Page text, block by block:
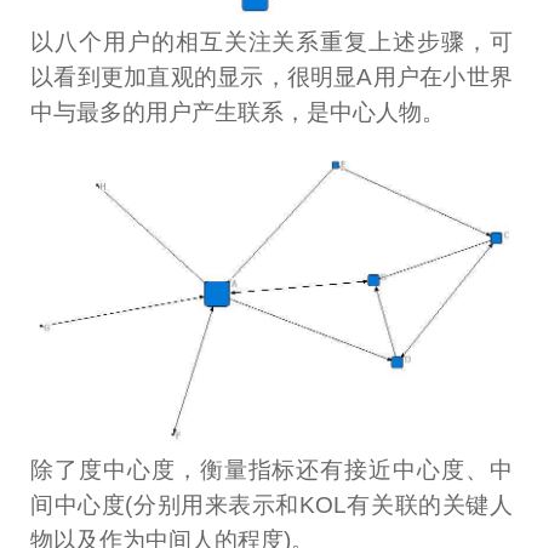
以八个用户的相互关注关系重复上述步骤，可
以看到更加直观的显示，很明显A用户在小世界
中与最多的用户产生联系，是中心人物。
除了度中心度，衡量指标还有接近中心度、中
间中心度(分别用来表示和KOL有关联的关键人
物以及作为中间人的程度)。